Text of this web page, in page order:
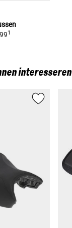
1
interesseren